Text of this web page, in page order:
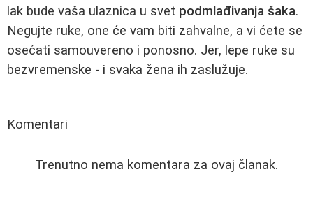
lak bude vaša ulaznica u svet podmlađivanja šaka.
Negujte ruke, one će vam biti zahvalne, a vi ćete se
osećati samouvereno i ponosno. Jer, lepe ruke su
bezvremenske - i svaka žena ih zaslužuje.
Komentari
Trenutno nema komentara za ovaj članak.